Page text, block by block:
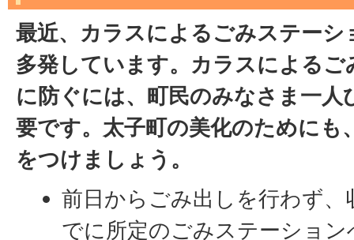
最近、カラスによるごみステー
多発しています。カラスによるご
に防ぐには、町民のみなさま一人
要です。太子町の美化のためにも
をつけましょう。
前日からごみ出しを行わず
でに所定のごみステーショ